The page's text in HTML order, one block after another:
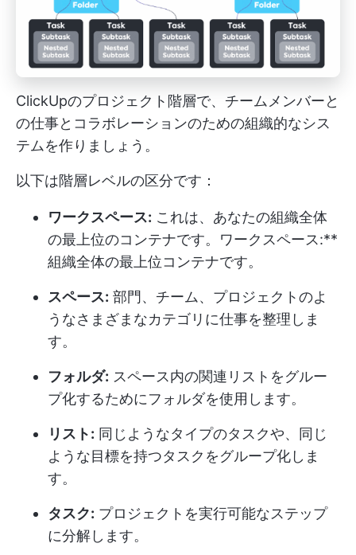
ClickUpのプロジェクト階層で、チームメンバーと
の仕事とコラボレーションのための組織的なシス
テムを作りましょう。
以下は階層レベルの区分です：
ワークスペース: これは、あなたの組織全体
の最上位のコンテナです。ワークスペース:**
組織全体の最上位コンテナです。
スペース: 部門、チーム、プロジェクトのよ
うなさまざまなカテゴリに仕事を整理しま
す。
フォルダ: スペース内の関連リストをグルー
プ化するためにフォルダを使用します。
リスト: 同じようなタイプのタスクや、同じ
ような目標を持つタスクをグループ化しま
す。
タスク: プロジェクトを実行可能なステップ
に分解します。